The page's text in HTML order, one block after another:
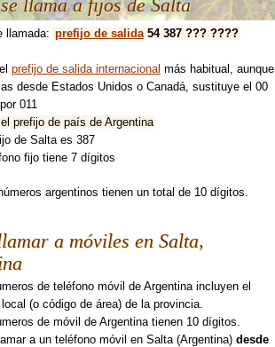
llama a fijos de Salta
llamada: prefijo de salida54 387 ??? ????
prefijo de salida internacional más habitual, aunque
desde Estados Unidos o Canadá, sustituye el 00
011
prefijo de país de Argentina
de Salta es 387
fijo tiene 7 dígitos
argentinos tienen un total de 10 dígitos.
a móviles en Salta,
de teléfono móvil de Argentina incluyen el
(o código de área) de la provincia.
de móvil de Argentina tienen 10 dígitos.
a un teléfono móvil en Salta (Argentina) desde